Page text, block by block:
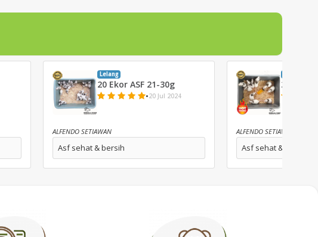
Lelang
20 Ekor ASF 21-30g
•20 Jul 2024
ALFENDO SETIAWAN
Asf sehat & bersih
20 Ekor
ALFENDO SETIAWAN
Asf sehat & bersih